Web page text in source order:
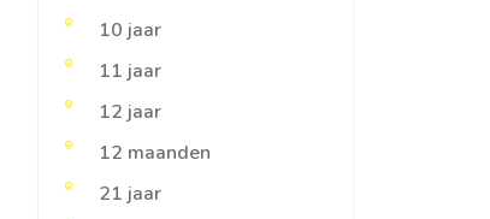
10 jaar
11 jaar
12 jaar
12 maanden
21 jaar